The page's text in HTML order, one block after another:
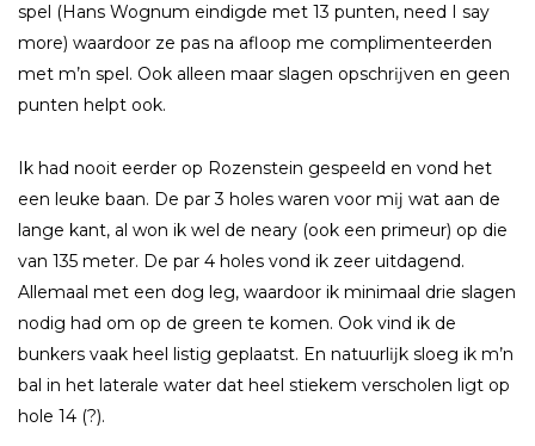
spel (Hans Wognum eindigde met 13 punten, need I say
more) waardoor ze pas na afloop me complimenteerden
met m’n spel. Ook alleen maar slagen opschrĳven en geen
punten helpt ook.
Ik had nooit eerder op Rozenstein gespeeld en vond het
een leuke baan. De par 3 holes waren voor mĳ wat aan de
lange kant, al won ik wel de neary (ook een primeur) op die
van 135 meter. De par 4 holes vond ik zeer uitdagend.
Allemaal met een dog leg, waardoor ik minimaal drie slagen
nodig had om op de green te komen. Ook vind ik de
bunkers vaak heel listig geplaatst. En natuurlĳk sloeg ik m’n
bal in het laterale water dat heel stiekem verscholen ligt op
hole 14 (?).